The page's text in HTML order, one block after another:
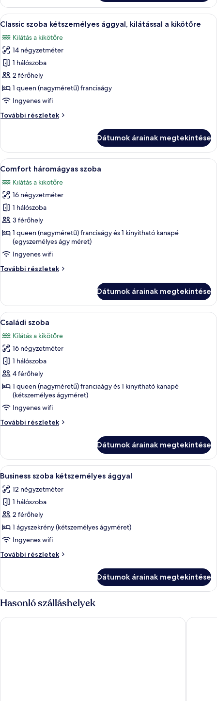
további
részletei
A
következő
szoba
összes
képének
megtekintése:
Classic
szoba
kétszemélyes
ággyal,
kikötőre
Egy szállodai szoba, amelyben
6
Classic szoba kétszemélyes ággyal, kilátással a kikötőre
Kilátás a kikötőre
14 négyzetméter
1 hálószoba
2 férőhely
1 queen (nagyméretű) franciaágy
Ingyenes wifi
További részletek
Classic
kilátással
kikötőre
részletei
Dátumok árainak megtekintése
A
következő
szoba
összes
képének
megtekintése:
Comfort
háromágyas
szoba
Egy szállodai szoba, amelyben egy
5
Comfort háromágyas szoba
Kilátás a kikötőre
16 négyzetméter
1 hálószoba
3 férőhely
1 queen (nagyméretű) franciaágy és 1 kinyitható kanapé
(egyszemélyes ágy méret)
Ingyenes wifi
További részletek
Comfort
részletei
Dátumok árainak megtekintése
A
következő
szoba
összes
képének
megtekintése:
Családi
szoba
Egy szállodai szoba, amelyben
4
Családi szoba
Kilátás a kikötőre
16 négyzetméter
1 hálószoba
4 férőhely
1 queen (nagyméretű) franciaágy és 1 kinyitható kanapé
(kétszemélyes ágyméret)
Ingyenes wifi
További részletek
Családi
Dátumok árainak megtekintése
A
következő
szoba
összes
képének
megtekintése:
Business
kétszemélyes
Egy modern nappali, melyben
4
Business szoba kétszemélyes ággyal
12 négyzetméter
1 hálószoba
2 férőhely
1 ágyszekrény (kétszemélyes ágyméret)
Ingyenes wifi
További részletek
Business
további
részletei
Dátumok árainak megtekintése
Hasonló szálláshelyek
Maisons du Monde Hôtel & Suites - Marseille Vieux PortEscale